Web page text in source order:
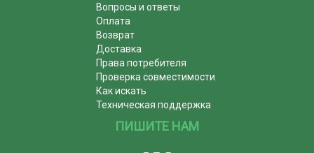
Вопросы и ответы
Оплата
Возврат
Доставка
Права потребителя
Проверка совместимости
Как искать
Техническая поддержка
ПИШИТЕ НАМ